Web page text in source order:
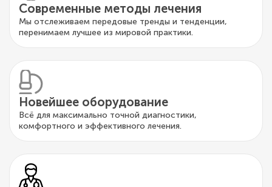
Современные методы лечения
Мы отслеживаем передовые тренды и тенденции,
перенимаем лучшее из мировой практики.
Новейшее оборудование
Всё для максимально точной диагностики,
комфортного и эффективного лечения.